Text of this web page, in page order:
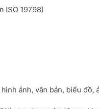
ISO 19798)
ảnh, văn bản, biểu đồ,